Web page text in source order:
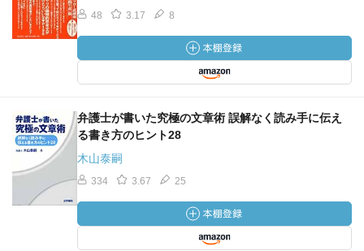
48 3.17 8
弁護士が書いた究極の文章術 誤解なく読み手に伝え
る書き方のヒント28
木山泰嗣
334 3.67 25